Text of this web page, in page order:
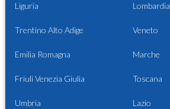
Liguria Lombardia
Trentino Alto Adige Veneto
Emilia Romagna Marche
Friuli Venezia Giulia Toscana
Umbria Lazio